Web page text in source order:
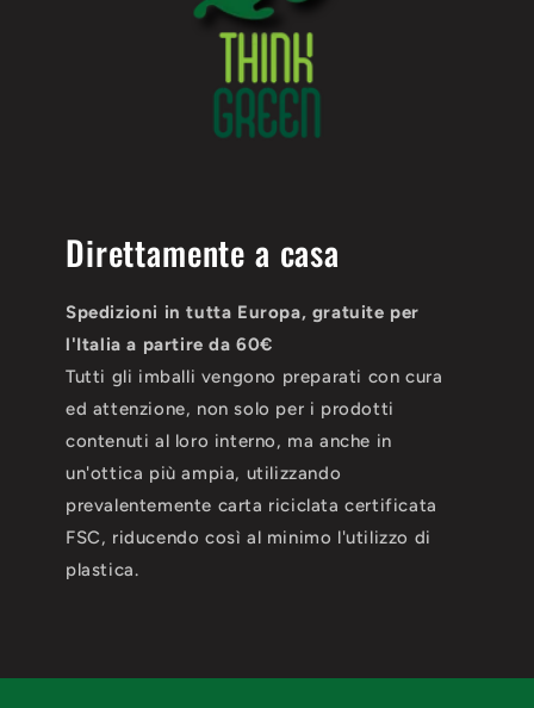
Direttamente a casa
Spedizioni in tutta Europa, gratuite per
l'Italia a partire da 60€
Tutti gli imballi vengono preparati con cura
ed attenzione, non solo per i prodotti
contenuti al loro interno, ma anche in
un'ottica più ampia, utilizzando
prevalentemente carta riciclata certificata
FSC, riducendo così al minimo l'utilizzo di
plastica.